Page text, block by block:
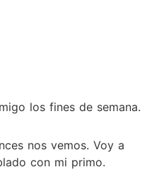
los fines de semana.
nos vemos. Voy a
con mi primo.